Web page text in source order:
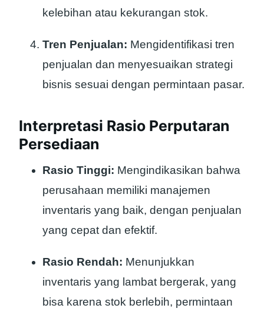
kelebihan atau kekurangan stok.
Tren Penjualan: Mengidentifikasi tren
penjualan dan menyesuaikan strategi
bisnis sesuai dengan permintaan pasar.
Interpretasi Rasio Perputaran
Persediaan
Rasio Tinggi: Mengindikasikan bahwa
perusahaan memiliki manajemen
inventaris yang baik, dengan penjualan
yang cepat dan efektif.
Rasio Rendah: Menunjukkan
inventaris yang lambat bergerak, yang
bisa karena stok berlebih, permintaan